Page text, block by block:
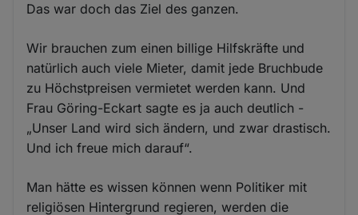
Das war doch das Ziel des ganzen.
Wir brauchen zum einen billige Hilfskräfte und
natürlich auch viele Mieter, damit jede Bruchbude
zu Höchstpreisen vermietet werden kann. Und
Frau Göring-Eckart sagte es ja auch deutlich -
„Unser Land wird sich ändern, und zwar drastisch.
Und ich freue mich darauf“.
Man hätte es wissen können wenn Politiker mit
religiösen Hintergrund regieren, werden die